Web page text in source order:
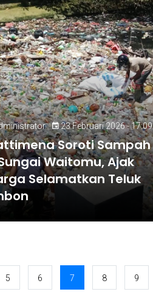
23 Februari 2026 - 17:09
Soroti Sampah
Waitomu, Ajak
Selamatkan Teluk
5 6 7 8 9